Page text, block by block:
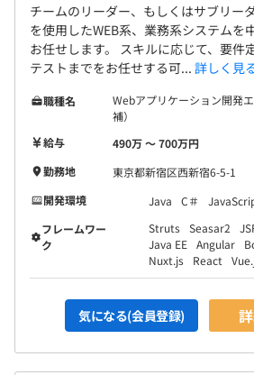
チームのリーダー、もしくはサブリー
を使用したWEB系、業務系システムを
お任せします。 スキルに応じて、要件
テストまでをお任せする可... 詳しく見
職種名
Webアプリケーション開発
補）
給与
490万 〜 700万円
勤務地
東京都新宿区西新宿6-5-1
開発環境
Java C＃
フレームワー
ク
Struts Seasar2
Java EE Angular
Nuxt.js
React
気になる(会員登録)